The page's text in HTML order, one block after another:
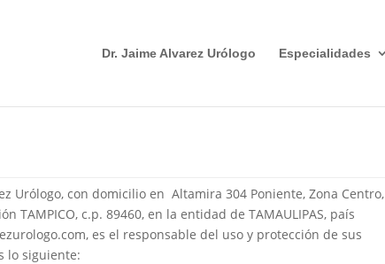
Dr. Jaime Alvarez Urólogo Especialidades
Urólogo, con domicilio en Altamira 304 Poniente, Zona Centro,
TAMPICO, c.p. 89460, en la entidad de TAMAULIPAS, país
es el responsable del uso y protección de sus
lo siguiente: